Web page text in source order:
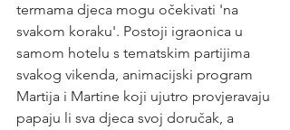
termama djeca mogu očekivati 'na
svakom koraku'. Postoji igraonica u
samom hotelu s tematskim partijima
svakog vikenda, animacijski program
Martija i Martine koji ujutro provjeravaju
papaju li sva djeca svoj doručak, a